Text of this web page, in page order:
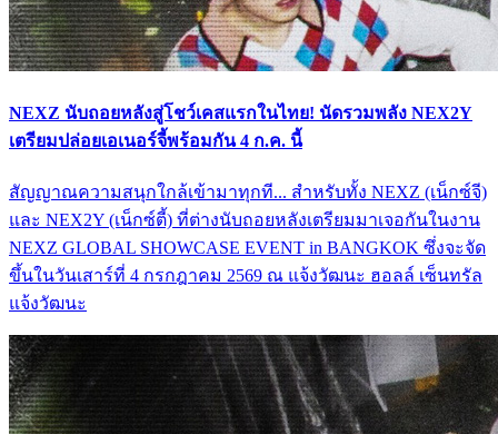
NEXZ นับถอยหลังสู่โชว์เคสแรกในไทย! นัดรวมพลัง NEX2Y
เตรียมปล่อยเอเนอร์จี้พร้อมกัน 4 ก.ค. นี้
สัญญาณความสนุกใกล้เข้ามาทุกที... สำหรับทั้ง NEXZ (เน็กซ์จี)
และ NEX2Y (เน็กซ์ตี้) ที่ต่างนับถอยหลังเตรียมมาเจอกันในงาน
NEXZ GLOBAL SHOWCASE EVENT in BANGKOK ซึ่งจะจัด
ขึ้นในวันเสาร์ที่ 4 กรกฎาคม 2569 ณ แจ้งวัฒนะ ฮอลล์ เซ็นทรัล
แจ้งวัฒนะ